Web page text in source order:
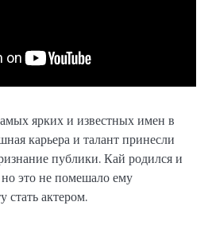
ярких и известных имен в
карьера и талант принесли
публики. Кай родился и
это не помешало ему
стать актером.